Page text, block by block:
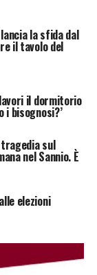
la sfida dal
il tavolo del
il dormitorio
i bisognosi?’
tragedia sul
nel Sannio. È
elezioni